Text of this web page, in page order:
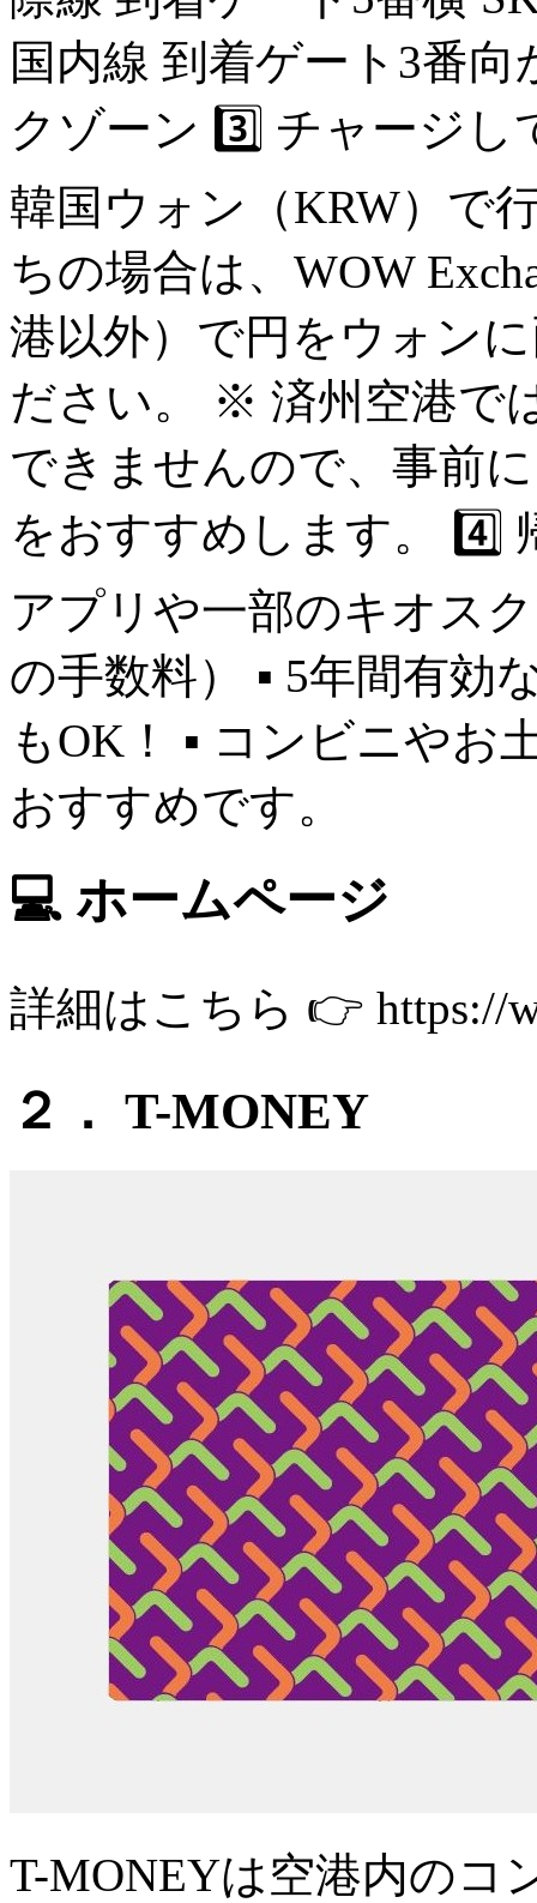
国内線 到着ゲート3番
クゾーン 3️⃣ チャージし
韓国ウォン（KRW）で
ちの場合は、WOW
港以外）で円をウォン
ださい。 ※ 済州空港で
できませんので、事前
をおすすめします。 4️⃣
アプリや一部のキオス
の手数料） ▪ 5年間有効
もOK！ ▪ コンビニやお
おすすめです。
💻 ホームページ
詳細はこちら 👉 https://
２． T-MONEY
T-MONEYは空港内のコ